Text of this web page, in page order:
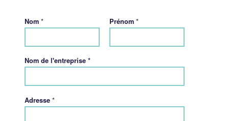
Nom * Prénom *
Nom de l'entreprise *
Adresse *